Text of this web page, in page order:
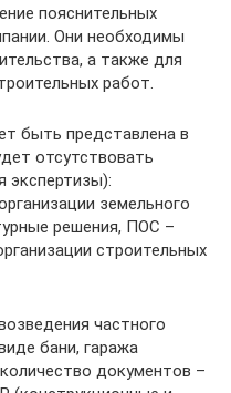
пояснительных
Они необходимы
а также для
работ.
быть представлена в
отсутствовать
экспертизы):
земельного
решения, ПОС –
строительных
частного
бани, гаража
документов –